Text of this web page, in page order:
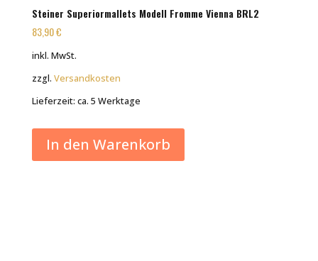
Steiner Superiormallets Modell Fromme Vienna BRL2
83,90€
inkl. MwSt.
zzgl. Versandkosten
Lieferzeit: ca. 5 Werktage
In den Warenkorb